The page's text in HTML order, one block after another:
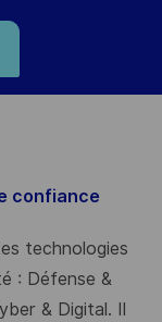
confiance
technologies
: Défense &
& Digital. Il